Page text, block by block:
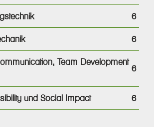
6
6
Team Development
6
und Social Impact 6